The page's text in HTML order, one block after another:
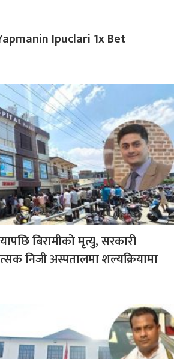
Ipuclari 1x Bet
बिरामीको मृत्यु, सरकारी
निजी अस्पतालमा शल्यक्रियामा